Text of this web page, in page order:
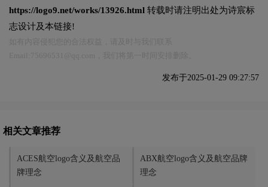
https://logo9.net/works/13926.html 转载时请注明出处为诗宸标
志设计及本链接!
发布于2025-01-29 09:27:57
相关文章推荐
ACES航空logo含义及航空品
牌理念
ABX航空logo含义及航空品牌
理念